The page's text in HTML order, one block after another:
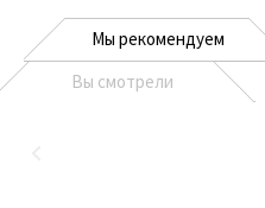
Мы рекомендуем
Вы смотрели